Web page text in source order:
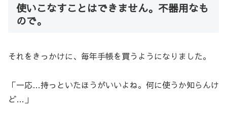
使いこなすことはできません。不器用なも
ので。
それをきっかけに、毎年手帳を買うようになりました。
「一応…持っといたほうがいいよね。何に使うか知らんけ
ど…」